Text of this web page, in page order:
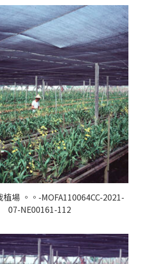
場 。。-MOFA110064CC-2021-
07-NE00161-112